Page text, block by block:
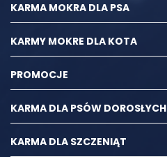
KARMA MOKRA DLA PSA
KARMY MOKRE DLA KOTA
PROMOCJE
KARMA DLA PSÓW DOROSŁYCH
KARMA DLA SZCZENIĄT